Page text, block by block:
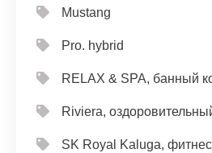
Mustang
Pro. hybrid
RELAX & SPA, банный
Riviera,
SK Royal Kaluga,